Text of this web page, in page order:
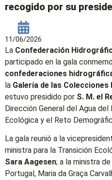
recogido por su
11/06/2026
La Confederación
participado en la gala
confederaciones
la Galería de las Colecciones
estuvo presidido por S. M. el
Dirección General del Agua
Ecológica y el Reto
La gala reunió a la
ministra para la Transición
Sara Aagesen; a la ministra
Portugal, Maria da Graça